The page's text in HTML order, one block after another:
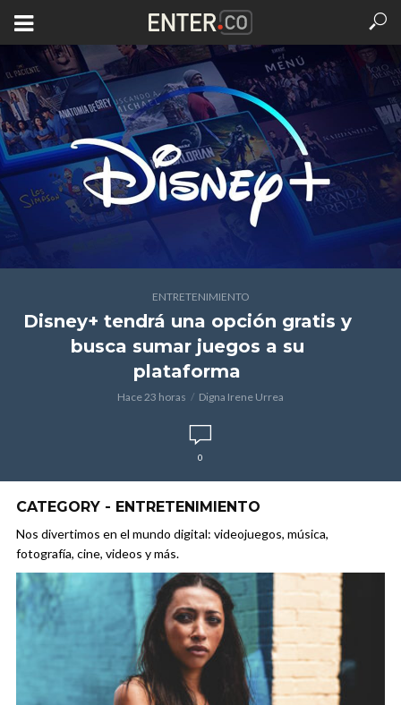
ENTRETENIMIENTO
Disney+ tendrá una opción gratis y
busca sumar juegos a su
plataforma
Hace 23 horas Digna Irene Urrea
0
CATEGORY - ENTRETENIMIENTO
Nos divertimos en el mundo digital: videojuegos, música,
fotografía, cine, videos y más.